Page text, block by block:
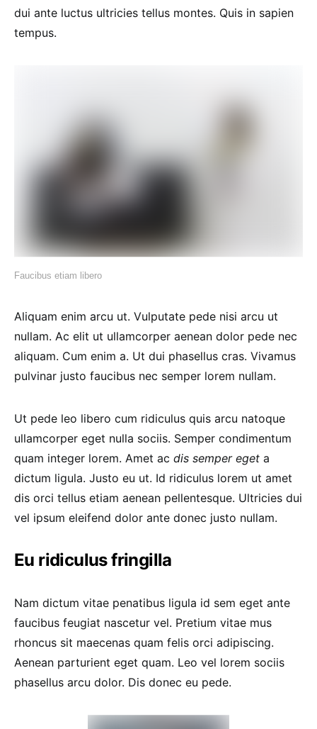
dui ante luctus ultricies tellus montes. Quis in sapien
tempus.
Faucibus etiam libero
Aliquam enim arcu ut. Vulputate pede nisi arcu ut
nullam. Ac elit ut ullamcorper aenean dolor pede nec
aliquam. Cum enim a. Ut dui phasellus cras. Vivamus
pulvinar justo faucibus nec semper lorem nullam.
Ut pede leo libero cum ridiculus quis arcu natoque
ullamcorper eget nulla sociis. Semper condimentum
quam integer lorem. Amet ac dis semper eget a
dictum ligula. Justo eu ut. Id ridiculus lorem ut amet
dis orci tellus etiam aenean pellentesque. Ultricies dui
vel ipsum eleifend dolor ante donec justo nullam.
Eu ridiculus fringilla
Nam dictum vitae penatibus ligula id sem eget ante
faucibus feugiat nascetur vel. Pretium vitae mus
rhoncus sit maecenas quam felis orci adipiscing.
Aenean parturient eget quam. Leo vel lorem sociis
phasellus arcu dolor. Dis donec eu pede.